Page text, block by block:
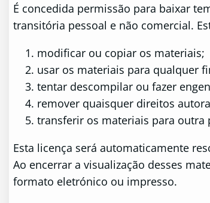
É concedida permissão para baixar
transitória pessoal e não comercial.
modificar ou copiar os materiais;
usar os materiais para qualquer
tentar descompilar ou fazer
remover quaisquer direitos
transferir os materiais para outra
Esta licença será automaticamente
Ao encerrar a visualização desses
formato eletrónico ou impresso.